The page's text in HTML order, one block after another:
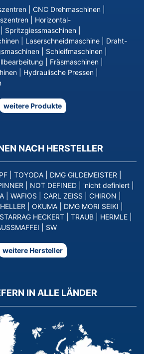
CNC Drehmaschinen
Horizontal-
Spritzgiessmaschinen
Laserschneidmaschine
Draht-
Schleifmaschinen
Fräsmaschinen
Hydraulische Pressen
weitere Produkte
NACH HERSTELLER
TOYODA DMG GILDEMEISTER
NOT DEFINED 'nicht definiert
WAFIOS CARL ZEISS CHIRON
HELLER OKUMA DMG MORI SEIKI
STARRAG HECKERT TRAUB HERMLE
SW
weitere Hersteller
IN ALLE LÄNDER